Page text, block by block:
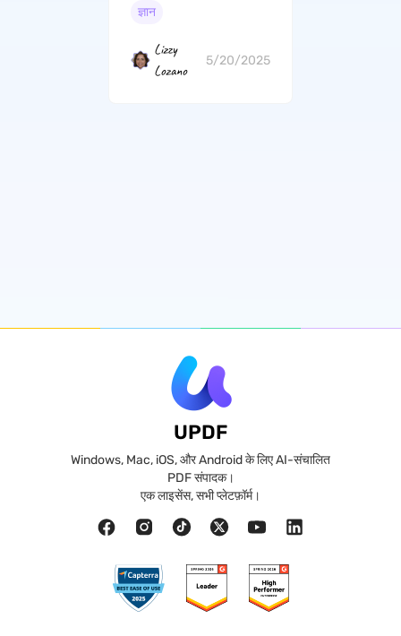
ठीक करें
ज्ञान
Lizzy
Lozano
5/20/2025
UPDF
Windows, Mac, iOS, और Android के लिए AI-संचालित
PDF संपादक।
एक लाइसेंस, सभी प्लेटफ़ॉर्म।